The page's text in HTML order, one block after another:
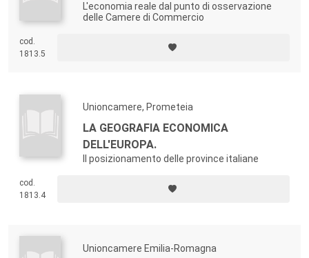
L'economia reale dal punto di osservazione
delle Camere di Commercio
cod.
1813.5
Unioncamere, Prometeia
LA GEOGRAFIA ECONOMICA
DELL'EUROPA.
Il posizionamento delle province italiane
cod.
1813.4
Unioncamere Emilia-Romagna